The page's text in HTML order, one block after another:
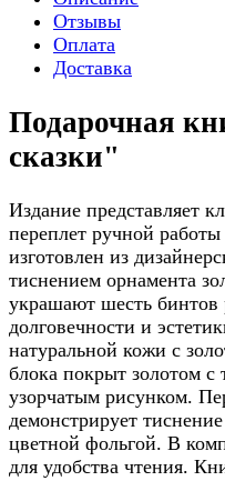
Отзывы
Оплата
Доставка
Подарочная
сказки"
Издание представляет
переплет ручной
изготовлен из
тиснением орнамента
украшают шесть бинтов
долговечности и
натуральной кожи с
блока покрыт золотом
узорчатым рисунком.
демонстрирует
цветной фольгой. В
для удобства чтения.